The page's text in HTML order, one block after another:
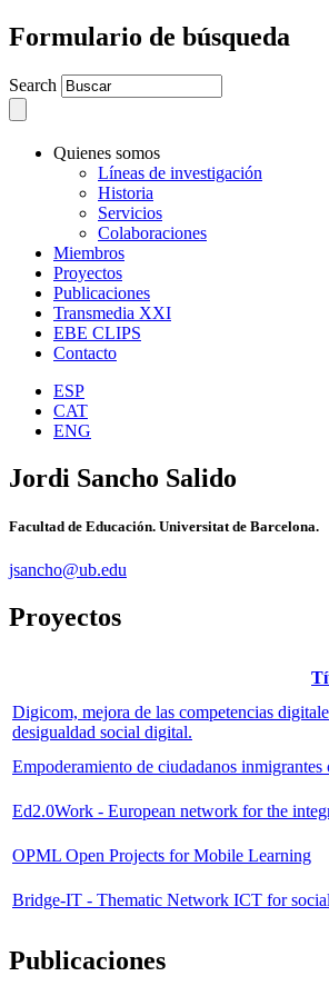
Formulario de búsqueda
Search
Quienes somos
Líneas de investigación
Historia
Servicios
Colaboraciones
Miembros
Proyectos
Publicaciones
Transmedia XXI
EBE CLIPS
Contacto
ESP
CAT
ENG
Jordi Sancho Salido
Facultad de Educación. Universitat de Barcelona.
jsancho@ub.edu
Proyectos
Digicom, mejora de las competencias
desigualdad social digital.
Empoderamiento de ciudadanos
Ed2.0Work - European network for the
OPML Open Projects for Mobile Learning
Bridge-IT - Thematic Network ICT for
Publicaciones